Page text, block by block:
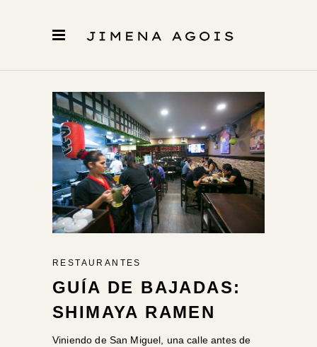
RESTAURANTES
GUÍA DE BAJADAS:
SHIMAYA RAMEN
Viniendo de San Miguel, una calle antes de